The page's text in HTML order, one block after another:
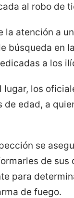
al robo de
la atención a
búsqueda en
a los
los
de edad, a
se
de
para
de fuego.